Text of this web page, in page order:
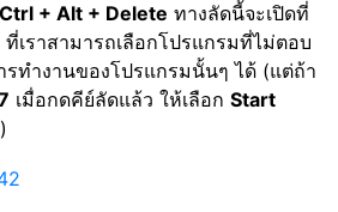
Ctrl + Alt + Delete ทางลัดนี้จะเปิดที่
ที่เราสามารถเลือกโปรแกรมที่ไม่ตอบ
รทำงานของโปรแกรมนั้นๆ ได้ (แต่ถ้า
เมื่อกดคีย์ลัดแล้ว ให้เลือก Start
)